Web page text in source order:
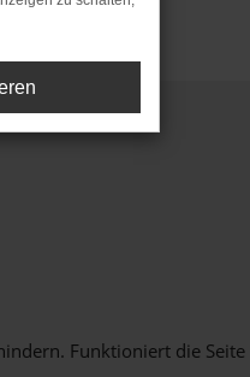
Funktioniert die